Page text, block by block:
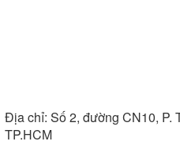
Địa chỉ: Số 2, đường CN10, P.
TP.HCM